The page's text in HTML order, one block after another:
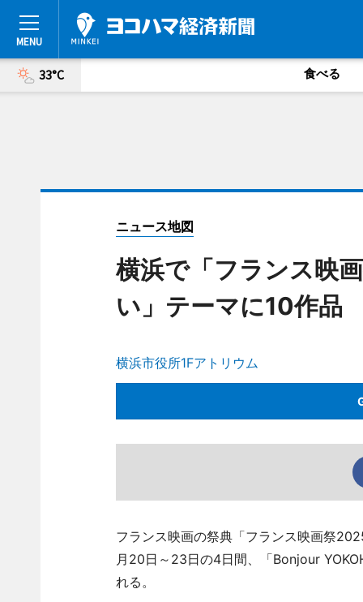
33°C 食べる
ニュース地図
横浜で「フランス映
い」テーマに10作品
横浜市役所1Fアトリウム
フランス映画の祭典「フランス映画祭
月20日～23日の4日間、「Bonjour
れる。